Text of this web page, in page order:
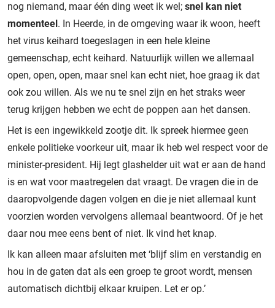
nog niemand, maar één ding weet ik wel; snel kan niet
momenteel. In Heerde, in de omgeving waar ik woon, heeft
het virus keihard toegeslagen in een hele kleine
gemeenschap, echt keihard. Natuurlijk willen we allemaal
open, open, open, maar snel kan echt niet, hoe graag ik dat
ook zou willen. Als we nu te snel zijn en het straks weer
terug krijgen hebben we echt de poppen aan het dansen.
Het is een ingewikkeld zootje dit. Ik spreek hiermee geen
enkele politieke voorkeur uit, maar ik heb wel respect voor de
minister-president. Hij legt glashelder uit wat er aan de hand
is en wat voor maatregelen dat vraagt. De vragen die in de
daaropvolgende dagen volgen en die je niet allemaal kunt
voorzien worden vervolgens allemaal beantwoord. Of je het
daar nou mee eens bent of niet. Ik vind het knap.
Ik kan alleen maar afsluiten met ‘blijf slim en verstandig en
hou in de gaten dat als een groep te groot wordt, mensen
automatisch dichtbij elkaar kruipen. Let er op.’